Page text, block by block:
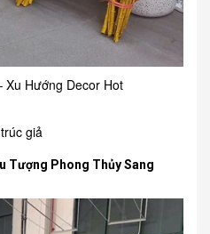
Xu Hướng Decor Hot
giả
Tượng Phong Thủy Sang